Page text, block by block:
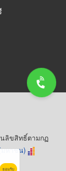
ลิขสิทธิ์ตามกฏ
มหาชน)
ยอมรับ